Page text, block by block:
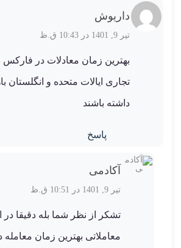
داریوش
تیر 9, 1401 در 10:43 ق.ظ
بهترین زمان معادلات در
تجاری ایالات متحده و انگلستان
داشته باشند
پاسخ
آکادمی
تیر 9, 1401 در 10:51 ق.ظ
تشکر از نظر شما بله دقیقا
معاملاتی بهترین زمان